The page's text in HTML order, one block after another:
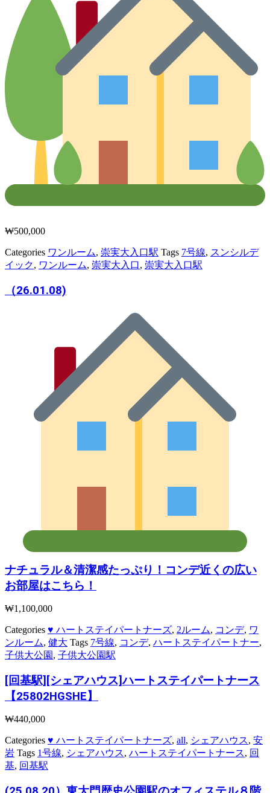
₩500,000
Categories ワンルーム, 崇実大入口駅 Tags 7号線, スンシルデ
イック, ワンルーム, 崇実大入口, 崇実大入口駅
（26.01.08)
ナチュラル＆清潔感たっぷり！コンデ近くの広い
お部屋はこちら！
₩1,100,000
Categories ♥ ハートステイパートナーズ, 2ルーム, コンデ, ワ
ンルーム, 健大 Tags 7号線, コンデ, ハートステイパートナー,
子供大公園 , 子供大公園駅
[回基駅][シェアハウス]ハートステイパートナース
【25802HGSHE】
₩440,000
Categories ♥ ハートステイパートナーズ, all, シェアハウス, 安
岩 Tags 1号線, シェアハウス, ハートステイパートナース, 回
基, 回基駅